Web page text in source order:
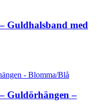
Guldhalsband med
Guldörhängen –